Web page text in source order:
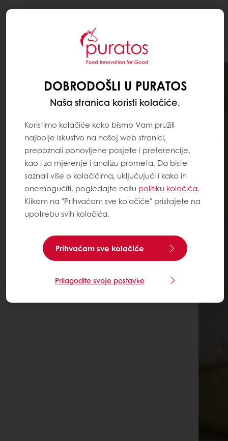
DOBRODOŠLI U PURATOS
Naša stranica koristi kolačiće.
Koristimo kolačiće kako bismo Vam pružili
najbolje iskustvo na našoj web stranici,
prepoznali ponovljene posjete i preferencije,
kao i za mjerenje i analizu prometa. Da biste
saznali više o kolačićima, uključujući i kako ih
onemogućiti, pogledajte našu politiku kolačića.
Klikom na "Prihvaćam sve kolačiće" pristajete na
upotrebu svih kolačića.
Prihvaćam sve kolačiće
Prilagodite svoje postavke